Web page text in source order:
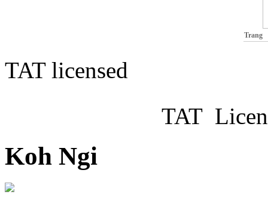
Trang
TAT licensed
TAT
Koh Ngi